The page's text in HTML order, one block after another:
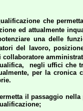
che
ed attualmente
una delle
del lavoro,
negli uffici che
per la
il passaggio